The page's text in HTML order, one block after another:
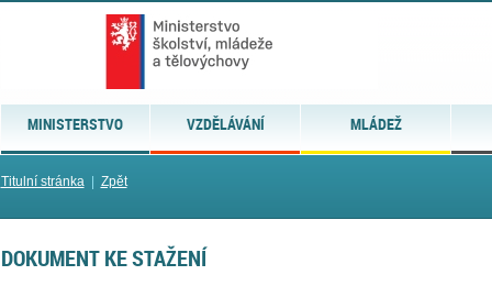
MINISTERSTVO VZDĚLÁVÁNÍ MLÁDEŽ
Titulní stránka| Zpět
DOKUMENT KE STAŽENÍ